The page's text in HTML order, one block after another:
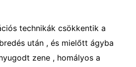
technikák csökkentik a
után , és mielőtt ágyba
zene , homályos a